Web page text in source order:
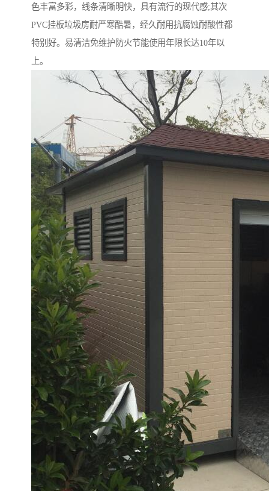
色丰富多彩，线条清晰明快，具有流行的现代感;其次
PVC挂板垃圾房耐严寒酷暑，经久耐用抗腐蚀耐酸性都
特别好。易清洁免维护防火节能使用年限长达10年以
上。